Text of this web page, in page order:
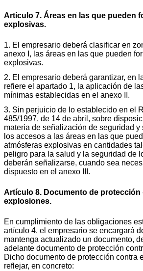
Artículo 7. Áreas en las que pueden
explosivas.
1. El empresario deberá clasificar en
anexo I, las áreas en las que pueden
explosivas.
2. El empresario deberá garantizar, en
refiere el apartado 1, la aplicación de
mínimas establecidas en el anexo II.
3. Sin perjuicio de lo establecido en el
485/1997, de 14 de abril, sobre
materia de señalización de seguridad y
los accesos a las áreas en las que
atmósferas explosivas en cantidades
peligro para la salud y la seguridad de
deberán señalizarse, cuando sea
dispuesto en el anexo III.
Artículo 8. Documento de protección
explosiones.
En cumplimiento de las obligaciones
artículo 4, el empresario se encargará
mantenga actualizado un documento,
adelante documento de protección
Dicho documento de protección contra
reflejar, en concreto: